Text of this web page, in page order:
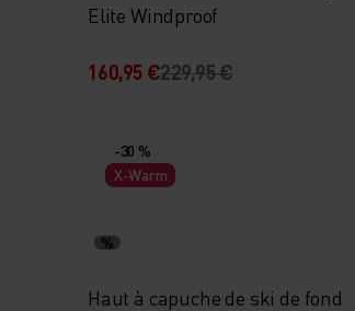
Elite Windproof
160,95 €229,95 €
-30 %
X-Warm
%
Haut à capuche de ski de fond